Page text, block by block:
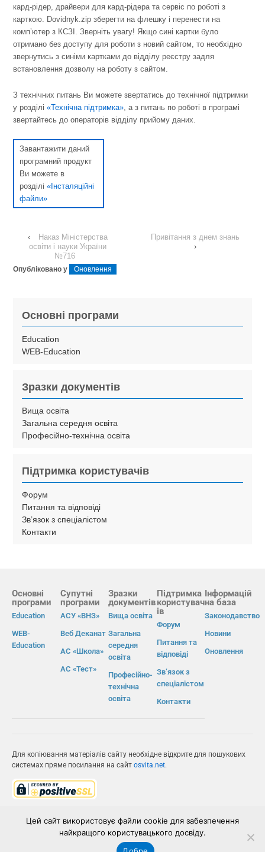
кард-рідер, драйвери для кард-рідера та сервіс по роботі з
карткою. Dovidnyk.zip зберегти на флешку і перенести на
комп’ютер з КСЗІ. Зверніть увагу! Якщо сині картки було
отримано без доступу для роботи з новий сайтом, то необхідно
звернутись з синіми картками до відділу реєстру задля
встановлення дозволу на роботу з сайтом.
З технічних питань Ви можете звертатись до технічної підтримки
у розділі«Технічна підтримка» , а з питань по роботі в програмі
звертайтесь до операторів відділу прийому даних.
Завантажити даний
програмний продукт
Ви можете в
розділі«Інсталяційні
файли»
‹
Наказ Міністерства
освіти і науки України
№716
Привітання з днем знань
›
Опубліковано у Оновлення
Основні програми
Education
WEB-Education
Зразки документів
Вища освіта
Загальна середня освіта
Професійно-технічна освіта
Підтримка користувачів
Форум
Питання та відповіді
Зв’язок з спеціалістом
Контакти
Основні
програми
Education
WEB-
Education
Супутні
програми
АСУ «ВНЗ»
Веб Деканат
АС «Школа»
АС «Тест»
Зразки
документів
Вища освіта
Загальна
середня
освіта
Професійно-
технічна
освіта
Підтримка
користувач
ів
Форум
Питання та
відповіді
Зв’язок з
спеціалістом
Контакти
Інформацій
на база
Законодавство
Новини
Оновлення
Для копіювання матеріалів сайту необхідне відкрите для пошукових
системах пряме посилання на сайт osvita.net.
ІВС «ОСВІТА»
Цей сайт використовує файли cookie для забезпечення
найкращого користувацького досвіду.